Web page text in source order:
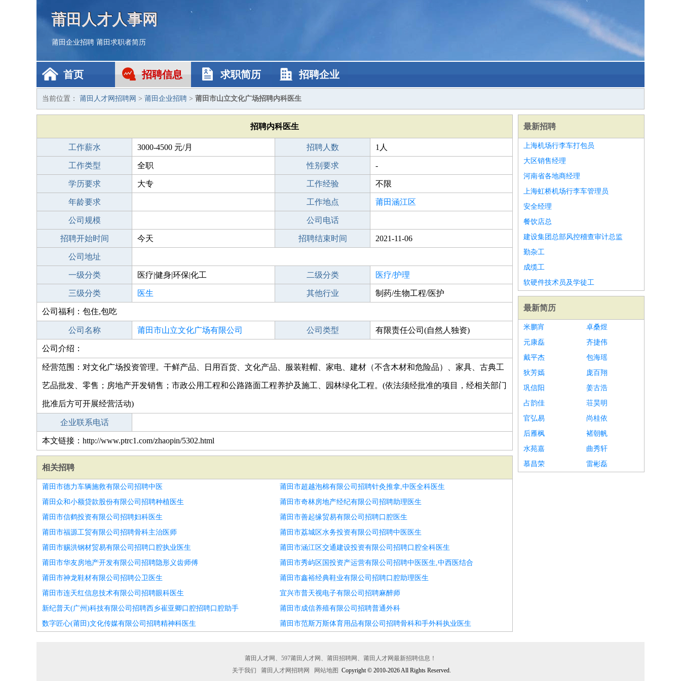
莆田人才人事网
莆田企业招聘 莆田求职者简历
首页 招聘信息 求职简历 招聘企业
当前位置： 莆田人才网招聘网 > 莆田企业招聘 > 莆田市山立文化广场招聘内科医生
招聘内科医生
工作薪水 3000-4500 元/月 招聘人数 1人
工作类型 全职 性别要求 -
学历要求 大专 工作经验 不限
年龄要求 工作地点 莆田涵江区
公司规模 公司电话
招聘开始时间 今天 招聘结束时间 2021-11-06
公司地址
一级分类 医疗|健身|环保|化工 二级分类 医疗/护理
三级分类 医生 其他行业 制药/生物工程/医护
公司福利：包住,包吃
公司名称 莆田市山立文化广场有限公司 公司类型 有限责任公司(自然人独资)
公司介绍：
经营范围：对文化广场投资管理。干鲜产品、日用百货、文化产品、服装鞋帽、家电、建材（不含木材和危险品）、家具、古典工
艺品批发、零售；房地产开发销售；市政公用工程和公路路面工程养护及施工、园林绿化工程。(依法须经批准的项目，经相关部门
批准后方可开展经营活动)
企业联系电话
本文链接：http://www.ptrc1.com/zhaopin/5302.html
相关招聘
莆田市德力车辆施救有限公司招聘中医
莆田市超越泡棉有限公司招聘针灸推拿,中医全科医生
莆田众和小额贷款股份有限公司招聘种植医生
莆田市奇林房地产经纪有限公司招聘助理医生
莆田市信鹤投资有限公司招聘妇科医生
莆田市善起缘贸易有限公司招聘口腔医生
莆田市福源工贸有限公司招聘骨科主治医师
莆田市荔城区水务投资有限公司招聘中医医生
莆田市赐洪钢材贸易有限公司招聘口腔执业医生
莆田市涵江区交通建设投资有限公司招聘口腔全科医生
莆田市华友房地产开发有限公司招聘隐形义齿师傅
莆田市秀屿区国投资产运营有限公司招聘中医医生,中西医结合
莆田市神龙鞋材有限公司招聘公卫医生
莆田市鑫裕经典鞋业有限公司招聘口腔助理医生
莆田市连天红信息技术有限公司招聘眼科医生
宜兴市普天视电子有限公司招聘麻醉师
新纪普天(广州)科技有限公司招聘西乡崔亚卿口腔招聘口腔助手
莆田市成信养殖有限公司招聘普通外科
数字匠心(莆田)文化传媒有限公司招聘精神科医生
莆田市范斯万斯体育用品有限公司招聘骨科和手外科执业医生
最新招聘
上海机场行李车打包员
大区销售经理
河南省各地商经理
上海虹桥机场行李车管理员
安全经理
餐饮店总
建设集团总部风控稽查审计总监
勤杂工
成缆工
软硬件技术员及学徒工
最新简历
米鹏宵
卓桑煜
元康磊
齐捷伟
戴平杰
包海瑶
狄芳嫣
庞百翔
巩信阳
姜古浩
占韵佳
荘昊明
官弘易
尚桂依
后雁枫
褚朝帆
水苑嘉
曲秀轩
慕昌荣
雷彬磊
莆田人才网、597莆田人才网、莆田招聘网、莆田人才网最新招聘信息！
关于我们
莆田人才网招聘网 网站地图 Copyright © 2010-2026 All Rights Reserved.